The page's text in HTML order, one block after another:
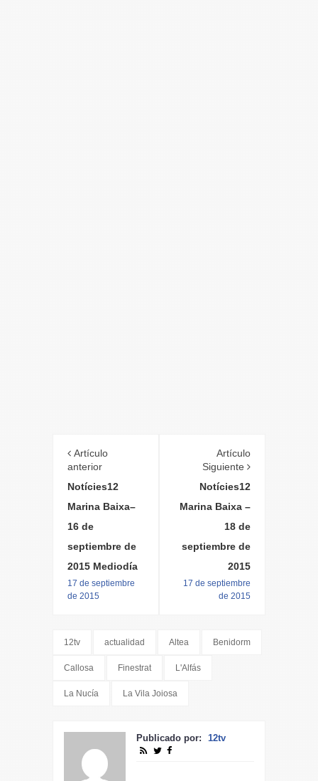
Artículo
anterior
Notícies12
Marina Baixa–
16 de
septiembre de
2015 Mediodía
17 de septiembre
de 2015
Artículo
Siguiente
Notícies12
Marina Baixa –
18 de
septiembre de
2015
17 de septiembre
de 2015
12tv actualidad Altea Benidorm
Callosa Finestrat L'Alfás
La Nucía La Vila Joiosa
Publicado por: 12tv